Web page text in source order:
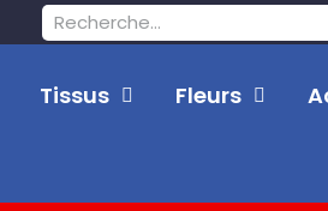
Tissus Fleurs